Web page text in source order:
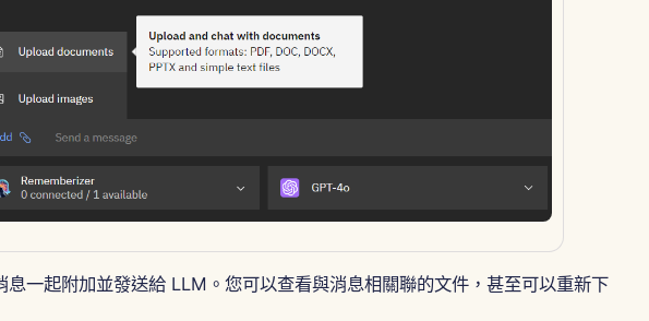
息一起附加並發送給 LLM。您可以查看與消息相關聯的文件，甚至可以重新下